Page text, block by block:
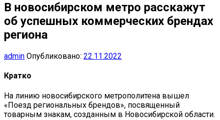
В новосибирском метро расскажут
об успешных коммерческих брендах
региона
admin Опубликовано: 22.11.2022
Кратко
На линию новосибирского метрополитена вышел
«Поезд региональных брендов», посвященный
товарным знакам, созданным в Новосибирской области.